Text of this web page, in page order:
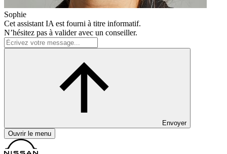
Sophie
Cet assistant IA est fourni à titre informatif.
N’hésitez pas à valider avec un conseiller.
Envoyer
Ouvrir le menu